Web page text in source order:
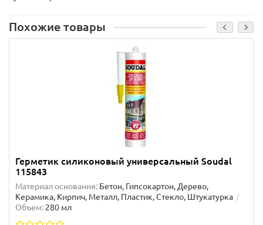
Похожие товары
Герметик силиконовый универсальный Soudal
115843
Материал основания: Бетон, Гипсокартон, Дерево,
Керамика, Кирпич, Металл, Пластик, Стекло, Штукатурка
Объем: 280 мл